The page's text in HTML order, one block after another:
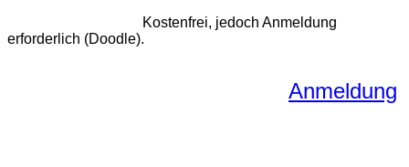
Kostenfrei, jedoch Anmeldung
erforderlich (Doodle).
Anmeldung